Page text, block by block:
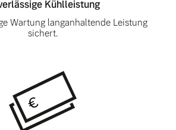
Mehr erfahren
Kühlleistung
Wartung langanhaltende Leistung
sichert.